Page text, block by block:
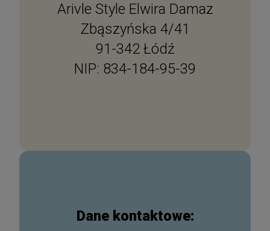
Arivle Style Elwira Damaz
Zbąszyńska 4/41
91-342 Łódź
NIP: 834-184-95-39
Dane kontaktowe: